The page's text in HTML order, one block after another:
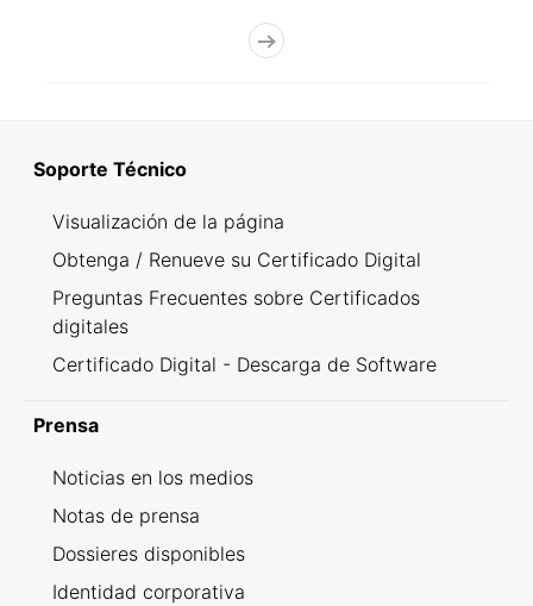
Soporte Técnico
Visualización de la página
Obtenga / Renueve su Certificado Digital
Preguntas Frecuentes sobre Certificados
digitales
Certificado Digital - Descarga de Software
Prensa
Noticias en los medios
Notas de prensa
Dossieres disponibles
Identidad corporativa